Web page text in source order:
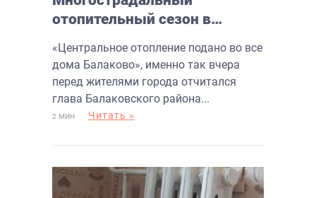
отопительный сезон в
продолжают мерзнуть
«Центральное отопление подано во все
дома Балаково», именно так вчера
перед жителями города отчитался
глава Балаковского района...
2 МИН Читать »